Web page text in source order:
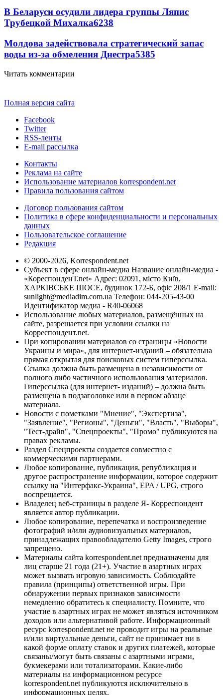
В Беларуси осудили лидера группы Ляпис
Трубецкой Михалка6238
Молдова задействовала стратегический запас
воды из-за обмеления Днестра5385
Читать комментарии
Полная версия сайта
Facebook
Twitter
RSS-ленты
E-mail рассылка
Контакты
Реклама на сайте
Использование материалов korrespondent.net
Правила пользования сайтом
Договор пользования сайтом
Политика в сфере конфиденциальности и персональных
данных
Пользовательское соглашение
Редакция
© 2000-2026, Korrespondent.net
Субъект в сфере онлайн-медиа Название онлайн-медиа -
«КореспонденТ.net» Адрес: 02091, місто Київ,
ХАРКІВСЬКЕ ШОСЕ, будинок 172-Б, офіс 208/1 E-mail:
sunlight@mediadim.com.ua Телефон: 044-205-43-00
Идентификатор медиа - R40-06068
Использование любых материалов, размещённых на
сайте, разрешается при условии ссылки на
Корреспондент.net.
При копировании материалов со страницы «Новости
Украины и мира», для интернет-изданий – обязательна
прямая открытая для поисковых систем гиперссылка.
Ссылка должна быть размещена в независимости от
полного либо частичного использования материалов.
Гиперссылка (для интернет- изданий) – должна быть
размещена в подзаголовке или в первом абзаце
материала.
Новости с пометками "Мнение", "Экспертиза",
"Заявление", "Регионы", "Деньги", "Власть", "Выборы",
"Тест-драйв", "Спецпроекты", "Промо" публикуются на
правах рекламы.
Раздел Спецпроекты создается совместно с
коммерческими партнерами.
Любое копирование, публикация, републикация и
другое распространение информации, которое содержит
ссылку на "Интерфакс-Украина", EPA / UPG, строго
воспрещается.
Владелец веб-страницы в разделе Я- Корреспондент
является автор публикации.
Любое копирование, перепечатка и воспроизведение
фотографий и/или аудиовизуальных материалов,
принадлежащих правообладателю Getty Images, строго
запрещено.
Материалы сайта korrespondent.net предназначены для
лиц старше 21 года (21+). Участие в азартных играх
может вызвать игровую зависимость. Соблюдайте
правила (принципы) ответственной игры. При
обнаружении первых признаков зависимости
немедленно обратитесь к специалисту. Помните, что
участие в азартных играх не может являться источником
доходов или альтернативой работе. Информационный
ресурс korrespondent.net не проводит игры на реальные
и/или виртуальные деньги, сайт не принимает ни в
какой форме оплату ставок и других платежей, которые
связаны/могут быть связаны с азартными играми,
букмекерами или тотализаторами. Какие-либо
материалы на информационном ресурсе
korrespondent.net публикуются исключительно в
информационных целях.